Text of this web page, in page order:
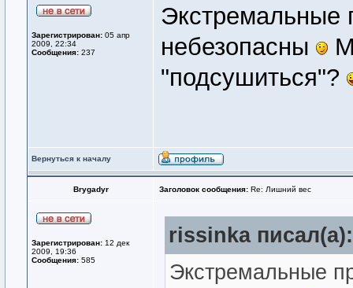
Зарегистрирован: 05 апр
2009, 22:34
Сообщения: 237
Экстремальные
небезопасны
"подсушиться"?
Вернуться к началу
Brygadyr Заголовок сообщения: Re: Лишний вес
Зарегистрирован: 12 дек
2009, 19:36
Сообщения: 585
rissinka писал(а):
Экстремальные